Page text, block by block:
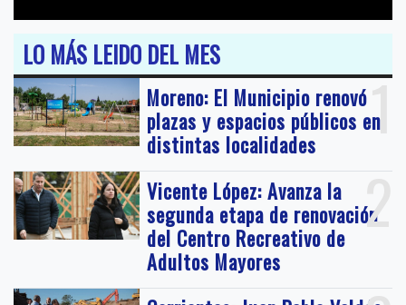
LO MÁS LEIDO DEL MES
1
Moreno: El Municipio renovó
plazas y espacios públicos en
distintas localidades
2
Vicente López: Avanza la
segunda etapa de renovación
del Centro Recreativo de
Adultos Mayores